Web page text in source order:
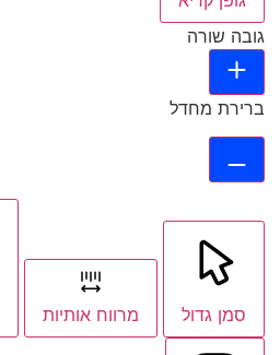
גובה שורה
ברירת מחדל
סמן גדול מרווח אותיות